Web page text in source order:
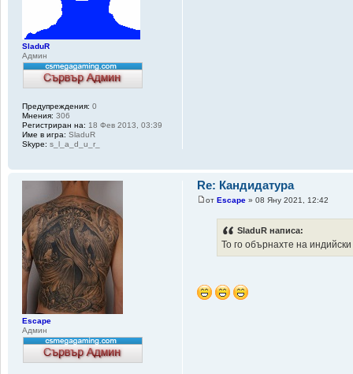
SladuR
Админ
Предупреждения: 0
Мнения: 306
Регистриран на: 18 Фев 2013, 03:39
Име в игра: SladuR
Skype: s_l_a_d_u_r_
Re: Кандидатура
отEscape » 08 Яну 2021, 12:42
SladuR написа:
То го обърнахте на
Escape
Админ